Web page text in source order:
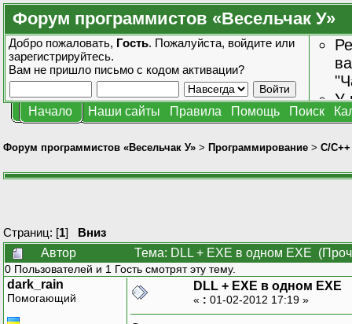
Форум программистов «Весельчак У»
Добро пожаловать, Гость. Пожалуйста, войдите или
зарегистрируйтесь.
Вам не пришло письмо с кодом активации?
У
Начало Наши сайты Правила Помощь Поиск
Форум программистов «Весельчак У» > Программирование > C/C++
Страниц: [1] Вниз
Автор
Тема: DLL + EXE в одном EXE
0 Пользователей и 1 Гость смотрят эту тему.
dark_rain
Помогающий
DLL + EXE в одном EXE
« : 01-02-2012 17:19 »